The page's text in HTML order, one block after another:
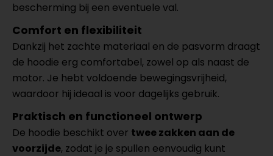
bescherming bij een eventuele val.
Comfort en flexibiliteit
Dankzij het zachte materiaal en de pasvorm draagt
de hoodie erg comfortabel, zowel op als naast de
motor. Je hebt voldoende bewegingsvrijheid,
waardoor hij ideaal is voor dagelijks gebruik.
Praktisch en functioneel ontwerp
De hoodie beschikt over twee zakken aan de
voorzijde, zodat je je spullen eenvoudig kunt